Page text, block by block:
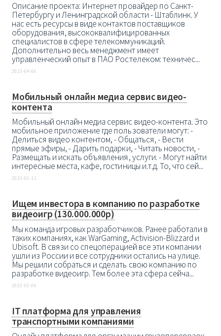
Описание проекта: Интернет провайдер по Санкт-
Петербургу и Ленинградской области - Штаблинк. У
нас есть ресурсы в виде контактов поставщиков
оборудования, высококвалифицированных
специалистов в сфере телекоммуникаций.
Дополнительно весь менеджмент имеет
управленческий опыт в ПАО Ростелеком: техничес...
2023-04-06
Мобильный онлайн медиа сервис видео-
контента
Мобильный онлайн медиа сервис видео-контента. Это
мобильное приложение где пользователи могут: -
Делиться видео контентом, - Общаться, - Вести
прямые эфиры, - Дарить подарки, - Читать новости, -
Размещать и искать объявления, услуги. - Могут найти
интересные места, кафе, гостиницы и.т.д. То, что сей...
2023-03-11
Ищем инвестора в компанию по разработке
видеоигр (130.000.000р)
Мы команда игровых разработчиков. Ранее работали в
таких компаниях, как WarGaming, Activision-Blizzard и
Ubisoft. В связи со спецоперацией все эти компании
ушли из России и все сотрудники остались на улице.
Мы решили собраться и сделать свою компанию по
разработке видеоигр. Тем более эта сфера сейча...
2023-03-06
IT платформа для управления
транспортными компаниями